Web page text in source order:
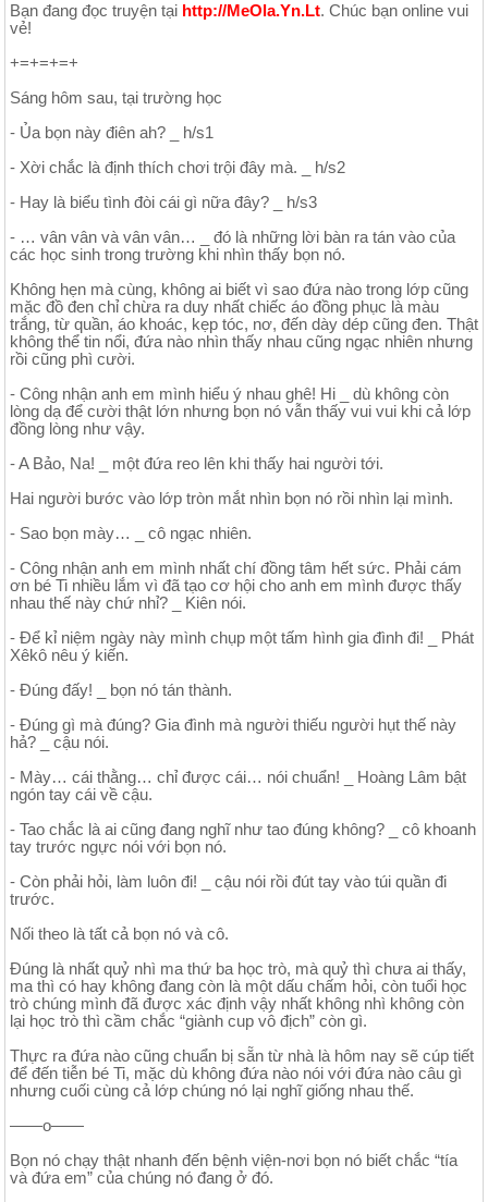
Bạn đang đọc truyện tại http://MeOla.Yn.Lt. Chúc bạn online vui
vẻ!
+=+=+=+
Sáng hôm sau, tại trường học
- Ủa bọn này điên ah? _ h/s1
- Xời chắc là định thích chơi trội đây mà. _ h/s2
- Hay là biểu tình đòi cái gì nữa đây? _ h/s3
- … vân vân và vân vân… _ đó là những lời bàn ra tán vào của
các học sinh trong trường khi nhìn thấy bọn nó.
Không hẹn mà cùng, không ai biết vì sao đứa nào trong lớp cũng
mặc đồ đen chỉ chừa ra duy nhất chiếc áo đồng phục là màu
trắng, từ quần, áo khoác, kẹp tóc, nơ, đến dày dép cũng đen. Thật
không thể tin nổi, đứa nào nhìn thấy nhau cũng ngạc nhiên nhưng
rồi cũng phì cười.
- Công nhận anh em mình hiểu ý nhau ghê! Hi _ dù không còn
lòng dạ để cười thật lớn nhưng bọn nó vẫn thấy vui vui khi cả lớp
đồng lòng như vậy.
- A Bảo, Na! _ một đứa reo lên khi thấy hai người tới.
Hai người bước vào lớp tròn mắt nhìn bọn nó rồi nhìn lại mình.
- Sao bọn mày… _ cô ngạc nhiên.
- Công nhận anh em mình nhất chí đồng tâm hết sức. Phải cám
ơn bé Ti nhiều lắm vì đã tạo cơ hội cho anh em mình được thấy
nhau thế này chứ nhỉ? _ Kiên nói.
- Để kỉ niệm ngày này mình chụp một tấm hình gia đình đi! _ Phát
Xêkô nêu ý kiến.
- Đúng đấy! _ bọn nó tán thành.
- Đúng gì mà đúng? Gia đình mà người thiếu người hụt thế này
hả? _ cậu nói.
- Mày… cái thằng… chỉ được cái… nói chuẩn! _ Hoàng Lâm bật
ngón tay cái về cậu.
- Tao chắc là ai cũng đang nghĩ như tao đúng không? _ cô khoanh
tay trước ngực nói với bọn nó.
- Còn phải hỏi, làm luôn đi! _ cậu nói rồi đút tay vào túi quần đi
trước.
Nối theo là tất cả bọn nó và cô.
Đúng là nhất quỷ nhì ma thứ ba học trò, mà quỷ thì chưa ai thấy,
ma thì có hay không đang còn là một dấu chấm hỏi, còn tuổi học
trò chúng mình đã được xác định vậy nhất không nhì không còn
lại học trò thì cầm chắc “giành cup vô địch” còn gì.
Thực ra đứa nào cũng chuẩn bị sẵn từ nhà là hôm nay sẽ cúp tiết
để đến tiễn bé Ti, mặc dù không đứa nào nói với đứa nào câu gì
nhưng cuối cùng cả lớp chúng nó lại nghĩ giống nhau thế.
——o——
Bọn nó chạy thật nhanh đến bệnh viện-nơi bọn nó biết chắc “tía
và đứa em” của chúng nó đang ở đó.